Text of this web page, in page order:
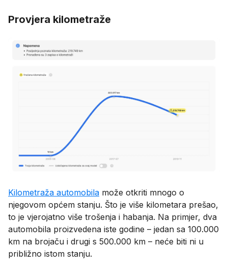
Provjera kilometraže
Kilometraža automobila može otkriti mnogo o
njegovom općem stanju. Što je više kilometara prešao,
to je vjerojatno više trošenja i habanja. Na primjer, dva
automobila proizvedena iste godine – jedan sa 100.000
km na brojaču i drugi s 500.000 km – neće biti ni u
približno istom stanju.